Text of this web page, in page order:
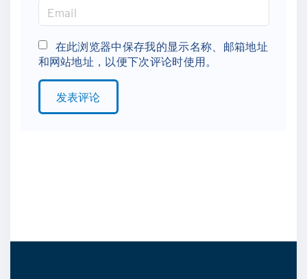
e
*
m
a
i
l
在此浏览器中保存我的显示名称、邮箱地址
和网站地址，以便下次评论时使用。